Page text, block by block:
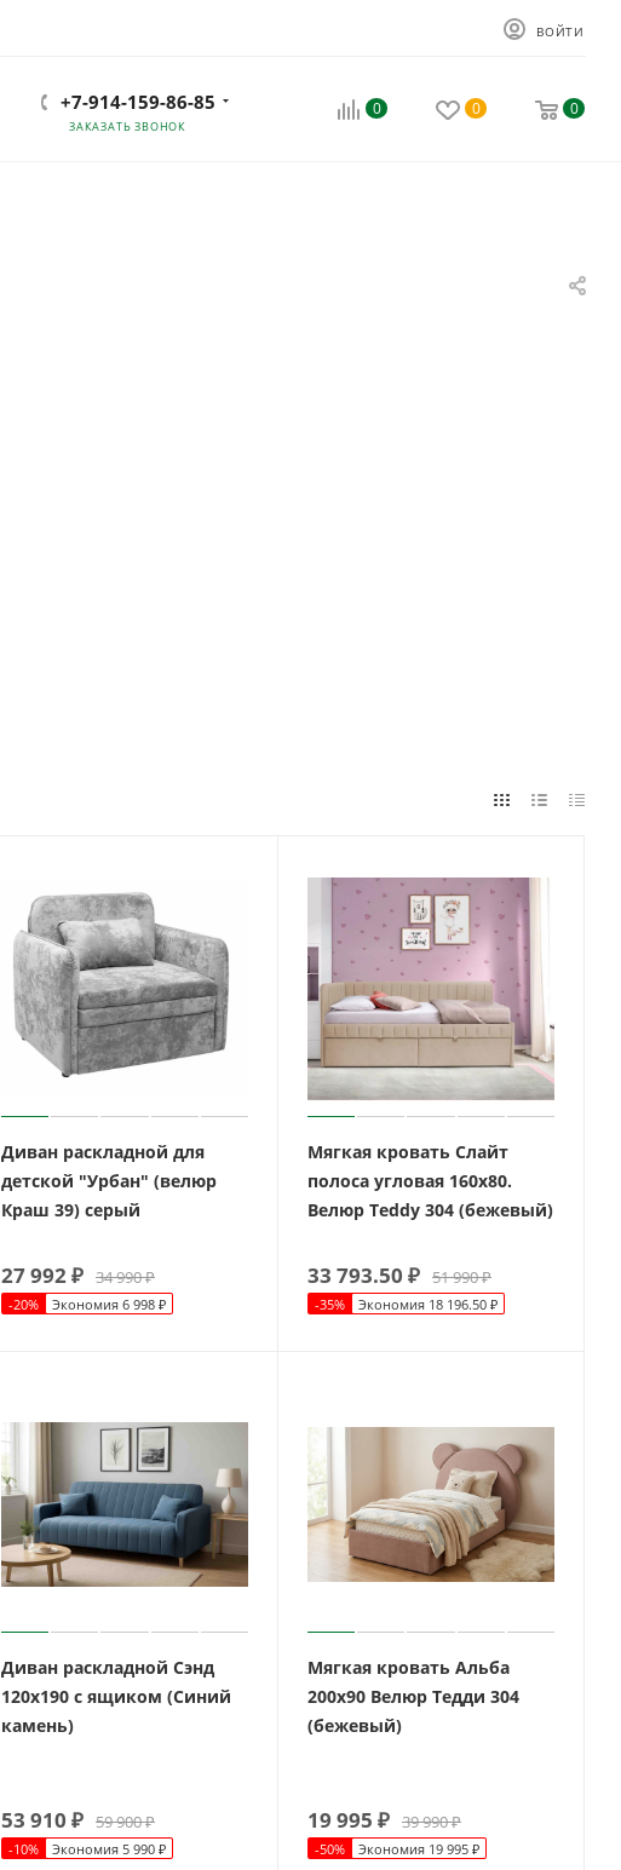
ВОЙТИ
+7-914-159-86-85
ЗАКАЗАТЬ ЗВОНОК
0 0 0
Диван раскладной для
детской "Урбан" (велюр
Краш 39) серый
27 992₽ 34 990₽
-20% Экономия 6 998 ₽
Мягкая кровать Слайт
полоса угловая 160х80.
Велюр Teddy 304 (бежевый)
33 793.50 ₽ 51 990₽
-35% Экономия 18 196.50 ₽
Диван раскладной Сэнд
120х190 с ящиком (Синий
камень)
53 910 ₽ 59 900₽
-10% Экономия 5 990 ₽
Мягкая кровать Альба
200х90 Велюр Тедди 304
(бежевый)
19 995 ₽ 39 990₽
-50% Экономия 19 995 ₽